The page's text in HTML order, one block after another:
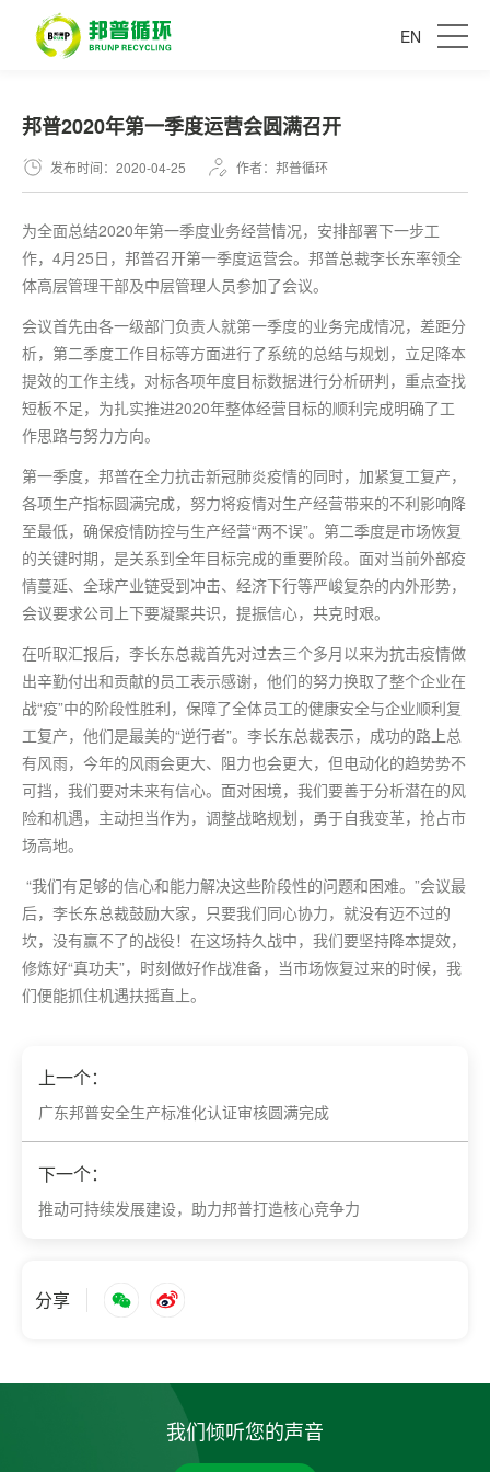
EN
邦普2020年第一季度运营会圆满召开
发布时间：2020-04-25 作者：邦普循环
为全面总结2020年第一季度业务经营情况，安排部署下一步工
作，4月25日，邦普召开第一季度运营会。邦普总裁李长东率领全
体高层管理干部及中层管理人员参加了会议。
会议首先由各一级部门负责人就第一季度的业务完成情况，差距分
析，第二季度工作目标等方面进行了系统的总结与规划，立足降本
提效的工作主线，对标各项年度目标数据进行分析研判，重点查找
短板不足，为扎实推进2020年整体经营目标的顺利完成明确了工
作思路与努力方向。
第一季度，邦普在全力抗击新冠肺炎疫情的同时，加紧复工复产，
各项生产指标圆满完成，努力将疫情对生产经营带来的不利影响降
至最低，确保疫情防控与生产经营“两不误”。第二季度是市场恢复
的关键时期，是关系到全年目标完成的重要阶段。面对当前外部疫
情蔓延、全球产业链受到冲击、经济下行等严峻复杂的内外形势，
会议要求公司上下要凝聚共识，提振信心，共克时艰。
在听取汇报后，李长东总裁首先对过去三个多月以来为抗击疫情做
出辛勤付出和贡献的员工表示感谢，他们的努力换取了整个企业在
战“疫”中的阶段性胜利，保障了全体员工的健康安全与企业顺利复
工复产，他们是最美的“逆行者”。李长东总裁表示，成功的路上总
有风雨，今年的风雨会更大、阻力也会更大，但电动化的趋势势不
可挡，我们要对未来有信心。面对困境，我们要善于分析潜在的风
险和机遇，主动担当作为，调整战略规划，勇于自我变革，抢占市
场高地。
“我们有足够的信心和能力解决这些阶段性的问题和困难。”会议最
后，李长东总裁鼓励大家，只要我们同心协力，就没有迈不过的
坎，没有赢不了的战役！在这场持久战中，我们要坚持降本提效，
修炼好“真功夫”，时刻做好作战准备，当市场恢复过来的时候，我
们便能抓住机遇扶摇直上。
上一个：
广东邦普安全生产标准化认证审核圆满完成
下一个：
推动可持续发展建设，助力邦普打造核心竞争力
分享
我们倾听您的声音